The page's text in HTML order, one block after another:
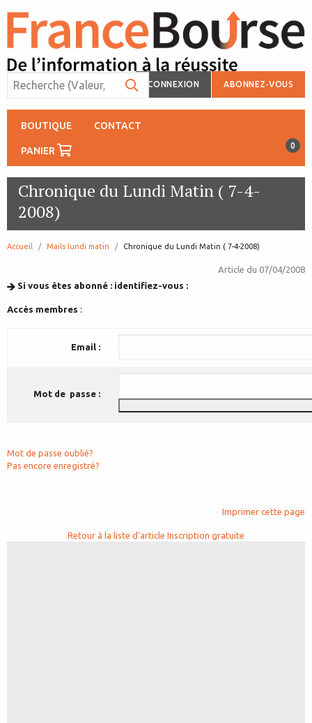
CONNEXION ABONNEZ-VOUS
BOUTIQUE CONTACT
PANIER 0
Chronique du Lundi Matin ( 7-4-
2008)
Accueil Mails lundi matin page:
Chronique du Lundi Matin ( 7-4-2008)
Article du 07/04/2008
Si vous êtes abonné : identifiez-vous :
Accès membres :
Email :
Mot de passe :
Mot de passe oublié?
Pas encore enregistré?
Imprimer cette page
Retour à la liste d'article Inscription gratuite